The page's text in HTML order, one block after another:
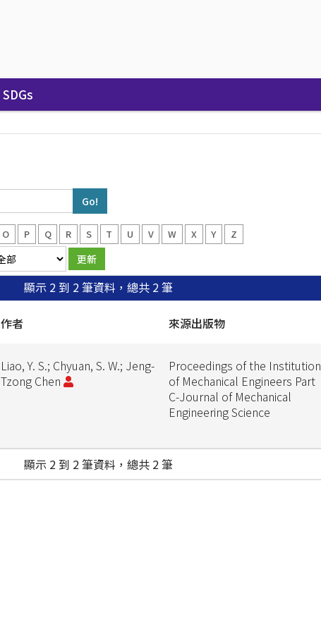
SDGs
O P Q R S T U V W X Y Z
顯示 2 到 2 筆資料，總共 2 筆
作者 來源出版物
Liao, Y. S.; Chyuan, S. W.; Jeng-
Tzong Chen
Proceedings of the Institution
of Mechanical Engineers Part
C-Journal of Mechanical
Engineering Science
顯示 2 到 2 筆資料，總共 2 筆